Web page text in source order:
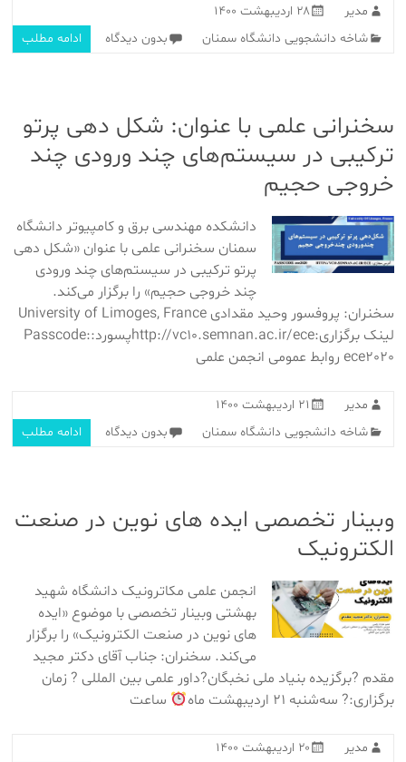
مدیر
۲۸ اردیبهشت ۱۴۰۰
شاخه دانشجویی دانشگاه سمنان
بدون دیدگاه ادامه مطلب
سخنرانی علمی با عنوان: شکل دهی پرتو
ترکیبی در سیستم‌های چند ورودی چند
خروجی حجیم
دانشکده مهندسی برق و کامپیوتر دانشگاه
سمنان سخنرانی علمی با عنوان «شکل دهی
پرتو ترکیبی در سیستم‌های چند ورودی
چند خروجی حجیم» را برگزار می‌کند.
سخنران: پروفسور وحید مقدادی University of Limoges, France
لینک برگزاری:http://vc10.semnan.ac.ir/eceپسورد:Passcode:
ece2020 روابط عمومی انجمن علمی
مدیر
۲۱ اردیبهشت ۱۴۰۰
شاخه دانشجویی دانشگاه سمنان
بدون دیدگاه ادامه مطلب
وبینار تخصصی ایده های نوین در صنعت
الکترونیک
انجمن علمی مکاترونیک دانشگاه شهید
بهشتی وبینار تخصصی با موضوع «ایده
های نوین در صنعت الکترونیک» را برگزار
می‌کند. سخنران: جناب آقای دکتر مجید
مقدم ?برگزیده بنیاد ملی نخبگان?داور علمی بین المللی ? زمان
برگزاری:? سه‌شنبه ۲۱ اردیبهشت ماه
ساعت
مدیر
۲۰ اردیبهشت ۱۴۰۰